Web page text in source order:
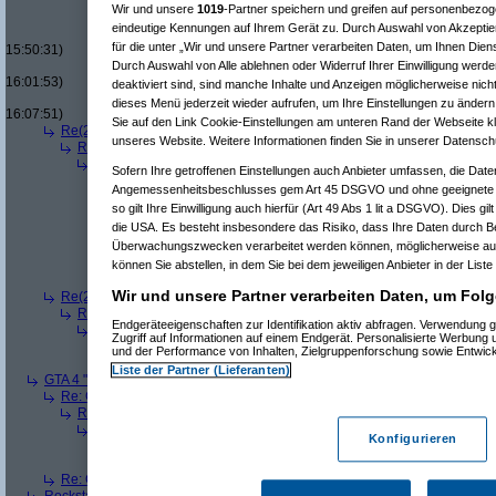
Re(14): Der große GTA 4-
Re(15): Der große GTA 4-
15:50:31)
Re(16): Der große GTA 4-
16:01:53)
Re(17): Der große GTA 4-
16:07:51)
Re(2): Der große GTA 4-Sammelthread(MeisterFonXam 18.04.2008,
Re(3): Der große GTA 4-Sammelthread(Wizard51am 18.04.2008,
Re(4): Der große GTA 4-Sammelthread
( MeisterFonX
am
Re(5): Der große GTA 4-Sammelthread
am
Re(6): Der große GTA 4-Sammelthread(MeisterFonXam
Re(7): Der große GTA 4-Sammelthread(Wizard51am
Re(8): Der große GTA 4-Sammelthread(MeisterFonX
Re(9): Der große GTA 4-Sammelthread(Wizard51
Re(10): Der große GTA 4-Sammelthread(
Re(2): Der große GTA 4-Sammelthread(Wizard51am 21.04.2008,
Re(3): Der große GTA 4-Sammelthread
Re(4): Der große GTA 4-Sammelthread(Wizard51am 22.04.2008,
Re(5): Der große GTA 4-Sammelthread(User195329am
Re(6): Der große GTA 4-Sammelthread
GTA 4 " It's done"(ShiggySteveam 18.04.2008, 15:41:07)
Re: GTA 4 " It's done"
Re(2): GTA 4 " It's done"
am 18.04.2008, 15:49:55)
am 18.04.2008, 16:11:45)
am 18.04.2008, 16:20:44)
Re: GTA 4 " It's done"
am 18.04.2008, 16:35:35)
Wir und unsere 1019-Partner speichern und greifen auf
eindeutige Kennungen auf Ihrem Gerät zu. Durch Auswahl von
für die unter „Wir und unsere Partner verarbeiten Daten, um Ihnen
Durch Auswahl von Alle ablehnen oder Widerruf Ihrer Einwilligung
deaktiviert sind, sind manche Inhalte und Anzeigen möglicherweise
dieses Menü jederzeit wieder aufrufen, um Ihre Einstellungen zu
Sie auf den Link Cookie-Einstellungen am unteren Rand der Webseite
unseres Website. Weitere Informationen finden Sie in unserer
Sofern Ihre getroffenen Einstellungen auch Anbieter umfassen, die
Angemessenheitsbeschlusses gem Art 45 DSGVO und ohne
so gilt Ihre Einwilligung auch hierfür (Art 49 Abs 1 lit a DSGVO). Dies
die USA. Es besteht insbesondere das Risiko, dass Ihre Daten durch
Überwachungszwecken verarbeitet werden können, möglicherweise
können Sie abstellen, in dem Sie bei dem jeweiligen Anbieter in der
Wir und unsere Partner verarbeiten Daten, um
Endgeräteeigenschaften zur Identifikation aktiv abfragen. Verwendung
Zugriff auf Informationen auf einem Endgerät. Personalisierte Werbung
und der Performance von Inhalten, Zielgruppenforschung sowie
Liste der Partner (Lieferanten)
Konfigurieren